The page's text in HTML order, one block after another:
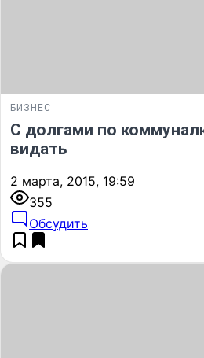
БИЗНЕС
С долгами по
видать
2 марта, 2015, 19:59
355
Обсудить